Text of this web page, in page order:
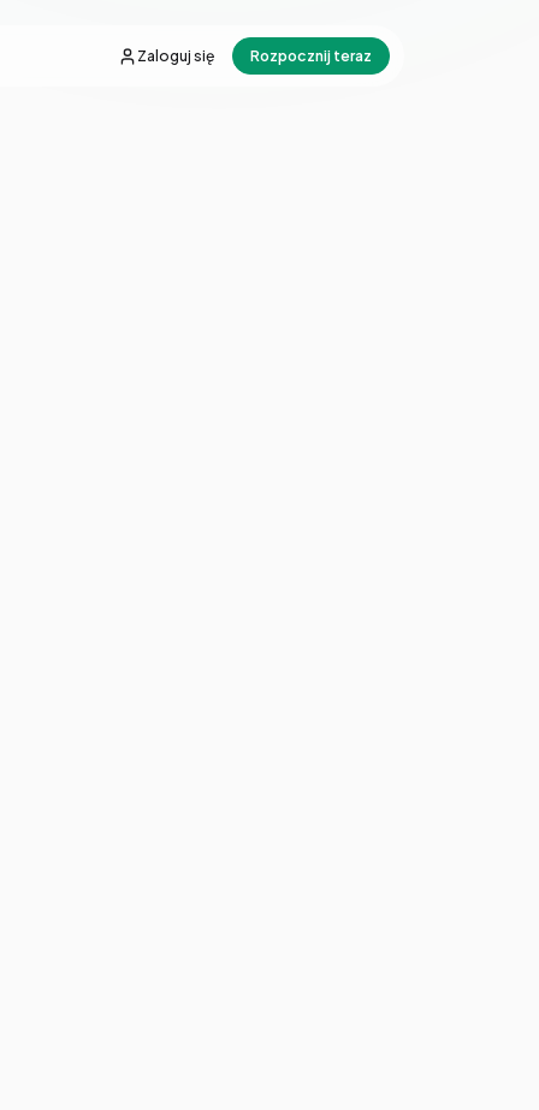
Zaloguj się Rozpocznij teraz